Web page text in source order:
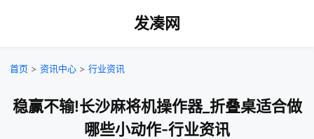
发凑网
首页 > 资讯中心 > 行业资讯
稳赢不输!长沙麻将机操作器_折叠桌适合做
哪些小动作-行业资讯